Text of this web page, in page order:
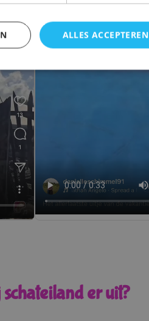
er uit?
ALLES ACCEPTEREN